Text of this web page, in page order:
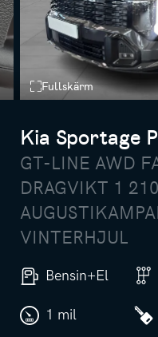
Fullskärm
Kia Sportage
GT-LINE AWD
DRAGVIKT 1
VINTERHJUL
Bensin+El
1 mil